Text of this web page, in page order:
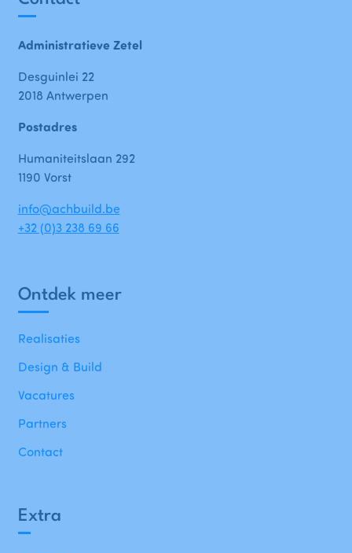
Extra
Ontdek meer
Realisaties
Design & Build
Vacatures
Partners
Contact
Administratieve Zetel
Desguinlei 22
2018 Antwerpen
Postadres
Humaniteitslaan 292
1190 Vorst
info@achbuild.be
+32 (0)3 238 69 66